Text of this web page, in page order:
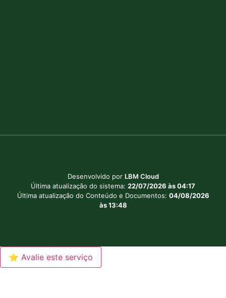
Desenvolvido por LBM Cloud
Última atualização do sistema: 22/07/2026 às 04:17
Última atualização do Conteúdo e Documentos: 04/08/2026
às 13:48
⭐ Avalie este serviço